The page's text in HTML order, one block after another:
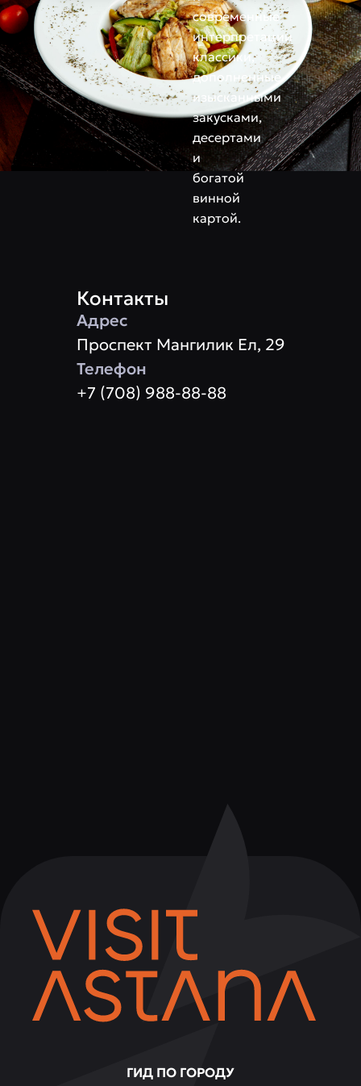
современные
интерпретации
классики,
дополненные
изысканными
закусками,
десертами
и
богатой
винной
картой.
Контакты
Адрес
​Проспект Мангилик Ел, 29
Телефон
+7 (708) 988-88-88
ГИД ПО ГОРОДУ